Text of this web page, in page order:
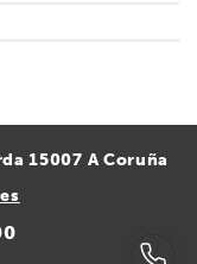
15007 A Coruña